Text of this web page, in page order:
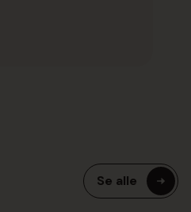
Se alle